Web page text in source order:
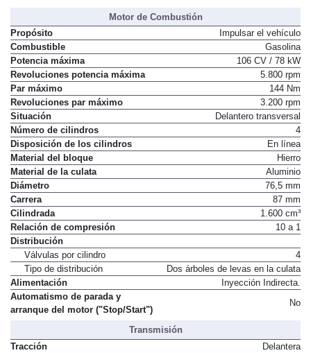
Motor de Combustión
Propósito
Impulsar el vehículo
Combustible
Gasolina
Potencia máxima
106 CV / 78 kW
Revoluciones potencia máxima
5.800 rpm
Par máximo
144 Nm
Revoluciones par máximo
3.200 rpm
Situación
Delantero transversal
Número de cilindros
4
Disposición de los cilindros
En línea
Material del bloque
Hierro
Material de la culata
Aluminio
Diámetro
76,5 mm
Carrera
87 mm
Cilindrada
1.600 cm³
Relación de compresión
10 a 1
Distribución
Válvulas por cilindro
4
Tipo de distribución
Dos árboles de levas en la culata
Alimentación
Inyección Indirecta.
Automatismo de parada y
arranque del motor ("Stop/Start")
No
Transmisión
Tracción
Delantera